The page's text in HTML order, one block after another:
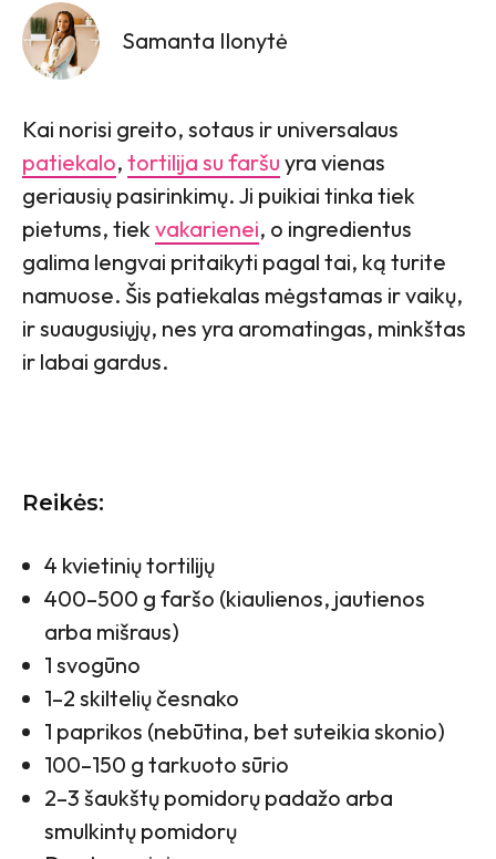
Samanta Ilonytė
Kai norisi greito, sotaus ir universalaus
patiekalo, tortilija su faršu yra vienas
geriausių pasirinkimų. Ji puikiai tinka tiek
pietums, tiek vakarienei, o ingredientus
galima lengvai pritaikyti pagal tai, ką turite
namuose. Šis patiekalas mėgstamas ir vaikų,
ir suaugusiųjų, nes yra aromatingas, minkštas
ir labai gardus.
Reikės:
4 kvietinių tortilijų
400–500 g faršo (kiaulienos, jautienos
arba mišraus)
1 svogūno
1–2 skiltelių česnako
1 paprikos (nebūtina, bet suteikia skonio)
100–150 g tarkuoto sūrio
2–3 šaukštų pomidorų padažo arba
smulkintų pomidorų